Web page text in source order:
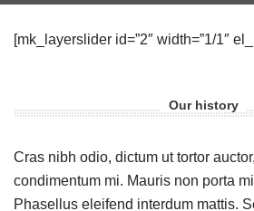
[mk_layerslider id=”2″ width=”1/1″
Our history
Cras nibh odio, dictum ut tortor
condimentum mi. Mauris non porta
Phasellus eleifend interdum mattis.